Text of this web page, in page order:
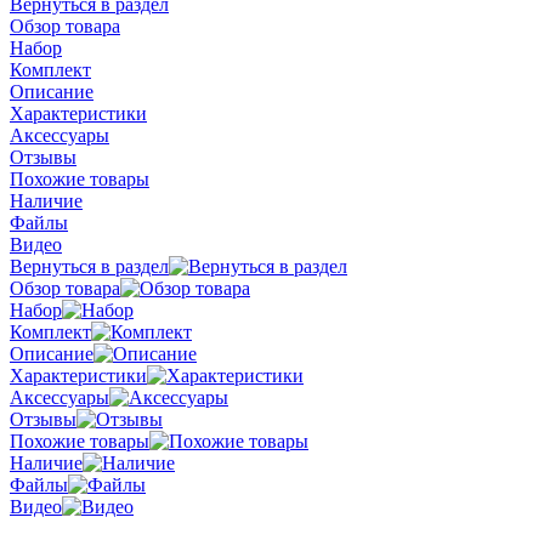
Вернуться в раздел
Обзор товара
Набор
Комплект
Описание
Характеристики
Аксессуары
Отзывы
Похожие товары
Наличие
Файлы
Видео
Вернуться в раздел
Обзор товара
Набор
Комплект
Описание
Характеристики
Аксессуары
Отзывы
Похожие товары
Наличие
Файлы
Видео